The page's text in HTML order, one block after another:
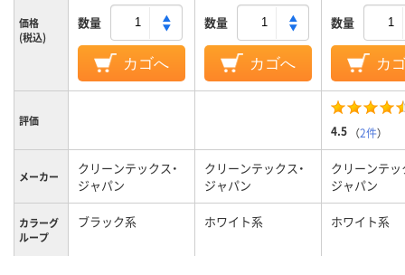
価格
(税込)
数量
カゴへ
数量
カゴへ
数量
カ
評価
4.5 （2件）
メーカー
クリーンテックス・
ジャパン
クリーンテックス・
ジャパン
クリーンテッ
ジャパン
カラーグ
ループ
ブラック系 ホワイト系 ホワイト系